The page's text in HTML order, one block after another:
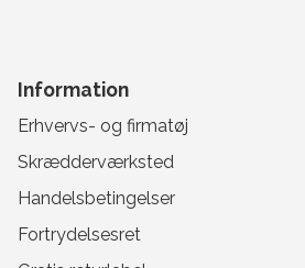
Information
Erhvervs- og firmatøj
Skrædderværksted
Handelsbetingelser
Fortrydelsesret